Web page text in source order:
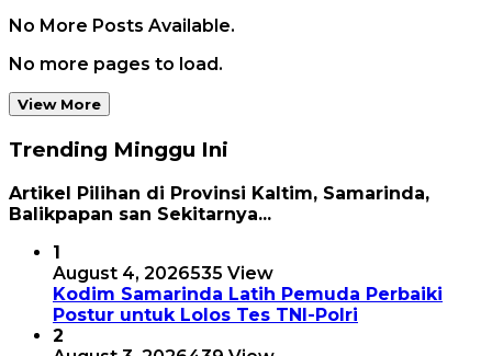
No More Posts Available.
No more pages to load.
View More
Trending Minggu Ini
Artikel Pilihan di Provinsi Kaltim, Samarinda,
Balikpapan san Sekitarnya...
1
August 4, 2026535 View
Kodim Samarinda Latih Pemuda Perbaiki
Postur untuk Lolos Tes TNI-Polri
2